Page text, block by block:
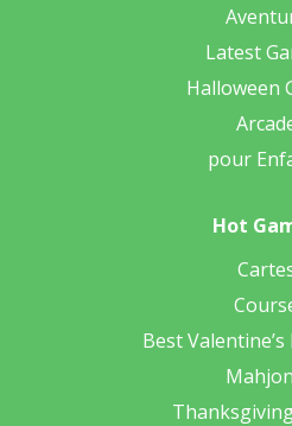
Latest
Halloween
pour
Hot
Best Valentine’s